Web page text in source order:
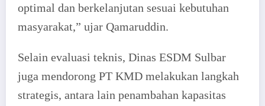
optimal dan berkelanjutan sesuai kebutuhan
masyarakat,” ujar Qamaruddin.
Selain evaluasi teknis, Dinas ESDM Sulbar
juga mendorong PT KMD melakukan langkah
strategis, antara lain penambahan kapasitas